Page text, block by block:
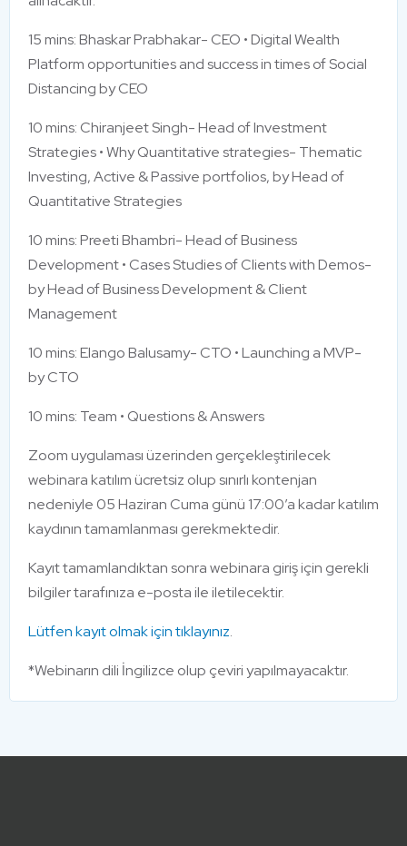
15 mins: Bhaskar Prabhakar- CEO • Digital Wealth
Platform opportunities and success in times of Social
Distancing by CEO
10 mins: Chiranjeet Singh- Head of Investment
Strategies • Why Quantitative strategies- Thematic
Investing, Active & Passive portfolios, by Head of
Quantitative Strategies
10 mins: Preeti Bhambri- Head of Business
Development • Cases Studies of Clients with Demos-
by Head of Business Development & Client
Management
10 mins: Elango Balusamy- CTO • Launching a MVP-
by CTO
10 mins: Team • Questions & Answers
Zoom uygulaması üzerinden gerçekleştirilecek
webinara katılım ücretsiz olup sınırlı kontenjan
nedeniyle 05 Haziran Cuma günü 17:00’a kadar katılım
kaydının tamamlanması gerekmektedir.
Kayıt tamamlandıktan sonra webinara giriş için gerekli
bilgiler tarafınıza e-posta ile iletilecektir.
Lütfen kayıt olmak için tıklayınız.
*Webinarın dili İngilizce olup çeviri yapılmayacaktır.